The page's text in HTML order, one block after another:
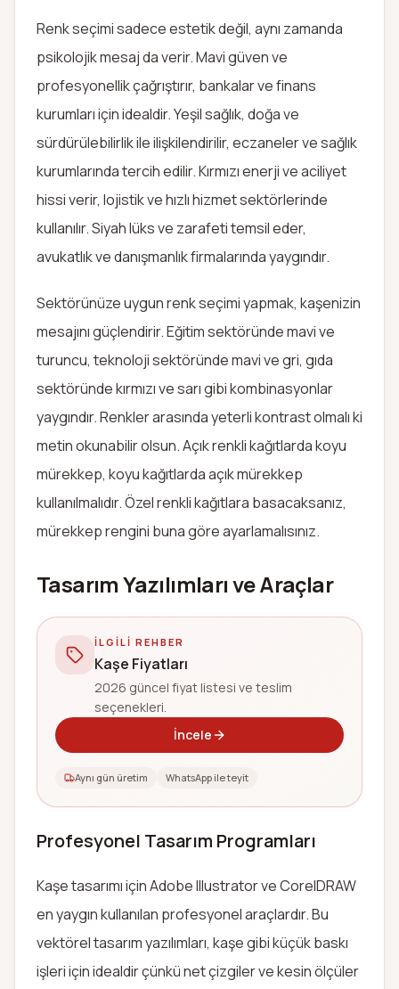
Renk seçimi sadece estetik değil, aynı zamanda
psikolojik mesaj da verir. Mavi güven ve
profesyonellik çağrıştırır, bankalar ve finans
kurumları için idealdir. Yeşil sağlık, doğa ve
sürdürülebilirlik ile ilişkilendirilir, eczaneler ve sağlık
kurumlarında tercih edilir. Kırmızı enerji ve aciliyet
hissi verir, lojistik ve hızlı hizmet sektörlerinde
kullanılır. Siyah lüks ve zarafeti temsil eder,
avukatlık ve danışmanlık firmalarında yaygındır.
Sektörünüze uygun renk seçimi yapmak, kaşenizin
mesajını güçlendirir. Eğitim sektöründe mavi ve
turuncu, teknoloji sektöründe mavi ve gri, gıda
sektöründe kırmızı ve sarı gibi kombinasyonlar
yaygındır. Renkler arasında yeterli kontrast olmalı ki
metin okunabilir olsun. Açık renkli kağıtlarda koyu
mürekkep, koyu kağıtlarda açık mürekkep
kullanılmalıdır. Özel renkli kağıtlara basacaksanız,
mürekkep rengini buna göre ayarlamalısınız.
Tasarım Yazılımları ve Araçlar
İLGILI REHBER
Kaşe Fiyatları
2026 güncel fiyat listesi ve teslim
seçenekleri.
İncele
Aynı gün üretim WhatsApp ile teyit
Profesyonel Tasarım Programları
Kaşe tasarımı için Adobe Illustrator ve CorelDRAW
en yaygın kullanılan profesyonel araçlardır. Bu
vektörel tasarım yazılımları, kaşe gibi küçük baskı
işleri için idealdir çünkü net çizgiler ve kesin ölçüler